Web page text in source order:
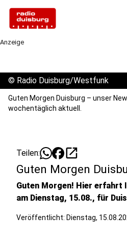
Anzeige
© Radio Duisburg/Westfunk
Guten Morgen Duisburg – unser
wochentäglich aktuell.
Teilen: open_in_new
Guten Morgen
Guten Morgen! Hier erfahrt
am Dienstag, 15.08., für
Veröffentlicht: Dienstag,